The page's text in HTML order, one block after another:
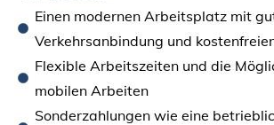
Einen modernen Arbeitsplatz mit
Verkehrsanbindung und
Flexible Arbeitszeiten und die
mobilen Arbeiten
Sonderzahlungen wie eine